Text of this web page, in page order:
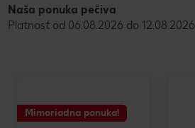
Naša ponuka pečiva
Platnosť od 06.08.2026 do 12.08.2026
Mimoriadna ponuka!